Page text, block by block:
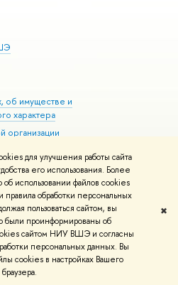
для улучшения работы сайта
его использования. Более
использовании файлов cookies
правила обработки персональных
пользоваться сайтом, вы
были проинформированы об
сайтом НИУ ВШЭ и согласны
персональных данных. Вы
cookies в настройках Вашего
браузера.
✖
об имуществе и
характера
организации
здоровья
и контакты Условия использования
Карта сайта
вШколе дизайна НИУ ВШЭ